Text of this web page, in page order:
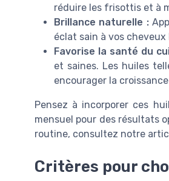
réduire les frisottis et à
Brillance naturelle :
éclat sain à vos cheveux
Favorise la santé du
et saines. Les huiles
encourager la
Pensez à incorporer ces
mensuel pour des résultats
routine, consultez notre
Critères pour